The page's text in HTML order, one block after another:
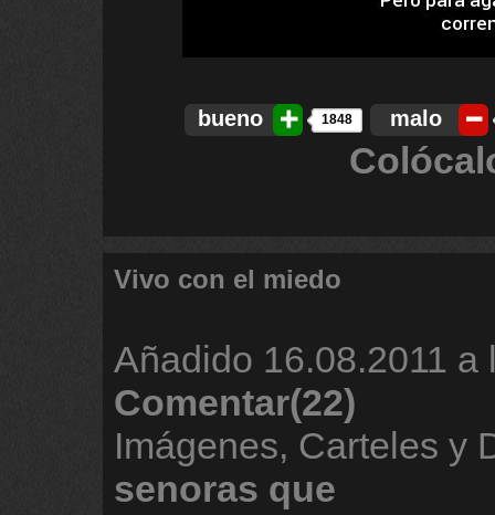
bueno 1848 malo
Vivo con el miedo
Añadido 16.08.2011 a
Comentar(22)
Imágenes, Carteles y
senoras que